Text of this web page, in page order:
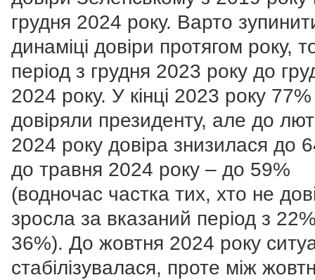
грудня 2024 року. Варто
динаміці довіри протягом року,
період з грудня 2023 року до
2024 року. У кінці 2023 року 77%
довіряли президенту, але до
2024 року довіра знизилася до
до травня 2024 року – до 59%
(водночас частка тих, хто не
зросла за вказаний період з
36%). До жовтня 2024 року
стабілізувалася, проте між